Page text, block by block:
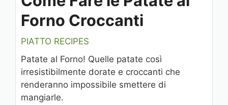
Forno Croccanti
PIATTO RECIPES
Patate al Forno! Quelle patate così
irresistibilmente dorate e croccanti che
renderanno impossibile smettere di
mangiarle.